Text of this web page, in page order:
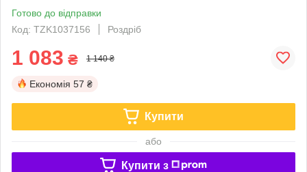
Готово до відправки
Код: TZK1037156
Роздріб
1 083 ₴ 1 140 ₴
Економія 57 ₴
Купити
або
Купити з